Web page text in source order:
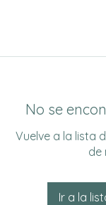
No se
Vuelve a la lista
de
Ir a la